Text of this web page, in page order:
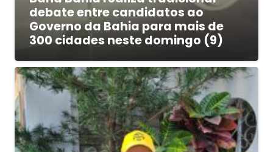
debate entre candidatos ao
Governo da Bahia para mais de
300 cidades neste domingo (9)